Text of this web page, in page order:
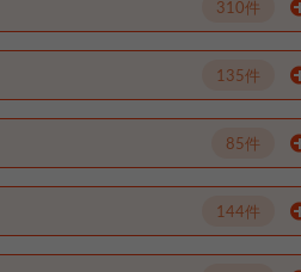
310件
135件
85件
144件